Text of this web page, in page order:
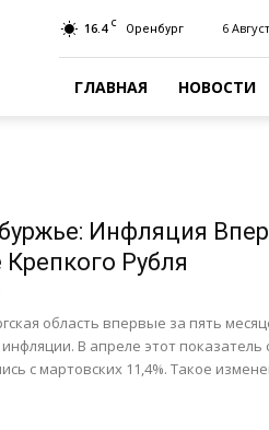
16.4 C Оренбург 6
ГЛАВНАЯ НОВОСТИ
Инфляция
Рубля
область впервые за пять
В апреле этот показатель
с мартовских 11,4%. Такое